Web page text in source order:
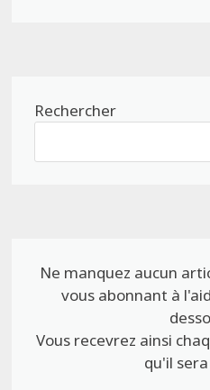
Rechercher
Ne manquez aucun
vous abonnant à
Vous recevrez ainsi
qu'il